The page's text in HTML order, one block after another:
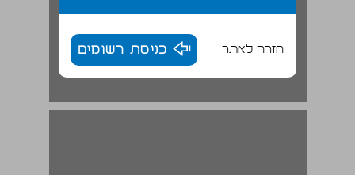
חזרה לאתר כניסת רשומים